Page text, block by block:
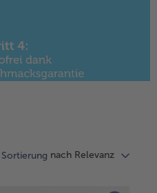
Sortierung nach Relevanz